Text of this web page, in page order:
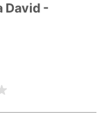
David -